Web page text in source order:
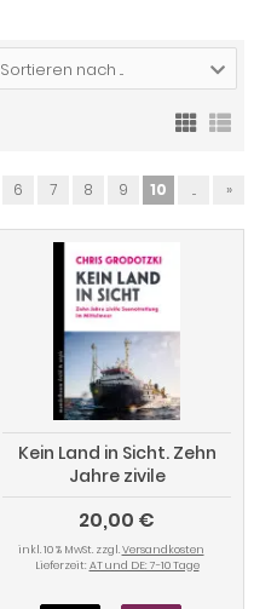
Sortieren nach ...
6 7 8 9 10 ... »
Kein Land in Sicht. Zehn
Jahre zivile
Seenotrettung im
Mittelmeer
20,00 €
inkl. 10 % MwSt. zzgl.Versandkosten
Lieferzeit: AT und DE: 7-10 Tage